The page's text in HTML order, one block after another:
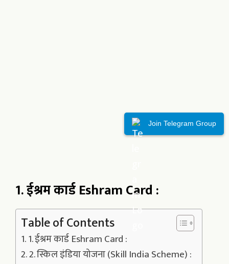
1. ईश्रम कार्ड Eshram Card :
Table of Contents
1. ईश्रम कार्ड Eshram Card :
2. स्किल इंडिया योजना (Skill India Scheme) :
Join Telegram Group